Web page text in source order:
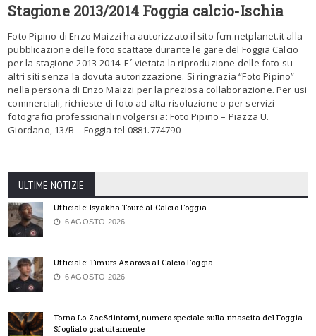
Stagione 2013/2014 Foggia calcio-Ischia
Foto Pipino di Enzo Maizzi ha autorizzato il sito fcm.netplanet.it alla
pubblicazione delle foto scattate durante le gare del Foggia Calcio
per la stagione 2013-2014. E´ vietata la riproduzione delle foto su
altri siti senza la dovuta autorizzazione. Si ringrazia “Foto Pipino”
nella persona di Enzo Maizzi per la preziosa collaborazione. Per usi
commerciali, richieste di foto ad alta risoluzione o per servizi
fotografici professionali rivolgersi a: Foto Pipino – Piazza U.
Giordano, 13/B – Foggia tel 0881.774790
ULTIME NOTIZIE
Ufficiale: Isyakha Tourè al Calcio Foggia
6 AGOSTO 2026
Ufficiale: Timurs Azarovs al Calcio Foggia
6 AGOSTO 2026
Torna Lo Zac&dintorni, numero speciale sulla rinascita del Foggia.
Sfoglialo gratuitamente